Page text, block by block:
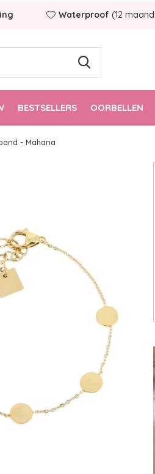
BESTSELLERS OORBELLEN
Waterproof (12
- Mahana